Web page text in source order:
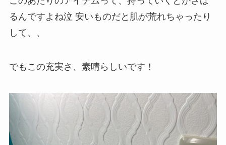
るんですよね泣 安いものだと肌が荒れちゃったり
して、、
でもこの充実さ、素晴らしいです！